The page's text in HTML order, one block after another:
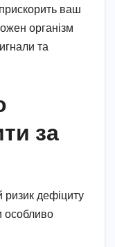
ваш
організм
та
за
дефіциту
особливо